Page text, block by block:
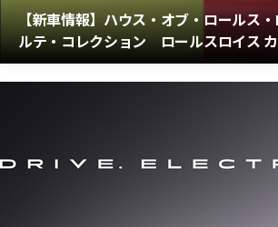
【新車情報】ハウス・オブ・ロールス
ルテ・コレクション ロールスロイス
イアード・バイ・ファッション